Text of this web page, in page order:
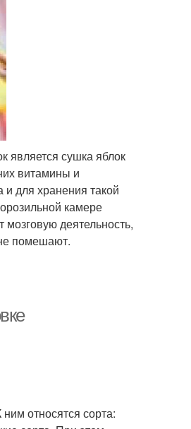
является сушка яблок
витамины и
для хранения такой
камере
деятельность,
помешают.
относятся сорта: